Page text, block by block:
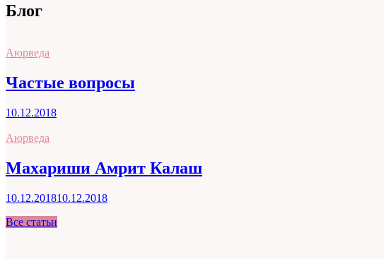
Блог
Аюрведа
Частые вопросы
10.12.2018
Аюрведа
Махариши Амрит Калаш
10.12.201810.12.2018
Все статьи